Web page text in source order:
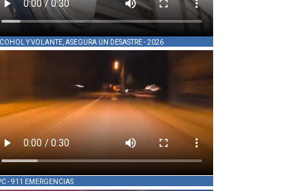
Y VOLANTE, ASEGURA UN DESASTRE - 2026
- 911 EMERGENCIAS